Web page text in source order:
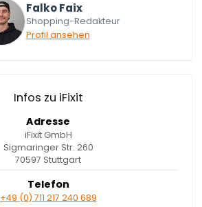
Falko Faix
Shopping-Redakteur
Profil ansehen
Infos zu iFixit
Adresse
iFixit GmbH
Sigmaringer Str. 260
70597 Stuttgart
Telefon
+49 (0) 711 217 240 689